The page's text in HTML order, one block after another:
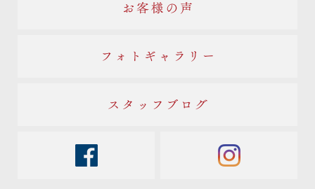
お客様の声
フォトギャラリー
スタッフブログ
facebook instagram